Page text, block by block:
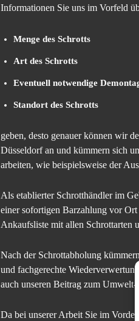
Informationen Sie uns im Vorfeld
Menge des Schrotts
Art des Schrotts
Eventuell notwendige
Standort des Schrotts
geben, desto genauer können wir
Düsseldorf an und kümmern sich
arbeiten, wie beispielsweise der
Als etablierter Schrotthändler im
einer sofortigen Barzahlung vor
Ankaufsliste mit allen Schrottarten
Nach der Schrottabholung
und fachgerechte
auch unseren Beitrag zum Umwelt-
Da bei unserer Arbeit Sie im